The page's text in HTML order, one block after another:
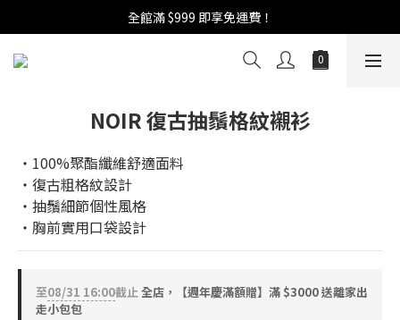
週年慶活開跑：全館88折 | 買1送1 | 滿額贈！
全館滿 $999 即享免運費！
週年慶活開跑：全館88折 | 買1送1 | 滿額贈！
NOIR 復古抽鬚格紋襯衫
‧100%聚酯纖維舒適面料
‧復古粗格紋設計
‧抽鬚細節個性風格
‧胸前實用口袋設計
至08/31 16:00截止全店，【週年慶滿額贈】滿 $3000 送離家出
走小包包